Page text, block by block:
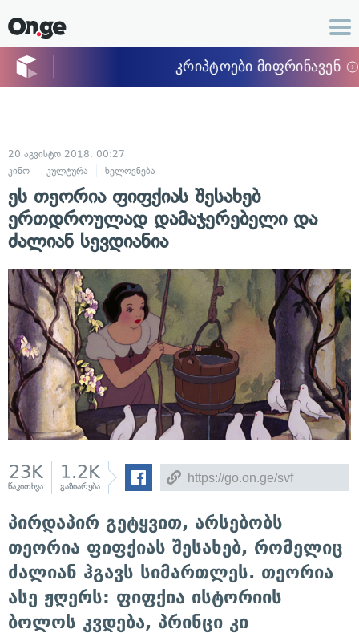
20 აგვისტო 2018, 00:27
კინო
კულტურა ხელოვნება
ეს თეორია ფიფქიას შესახებ
ერთდროულად დამაჯერებელი და
ძალიან სევდიანია
23K
წაკითხვა
1.2K
გაზიარება
პირდაპირ გეტყვით, არსებობს
თეორია ფიფქიას შესახებ, რომელიც
ძალიან ჰგავს სიმართლეს. თეორია
ასე ჟღერს: ფიფქია ისტორიის
ბოლოს კვდება, პრინცი კი